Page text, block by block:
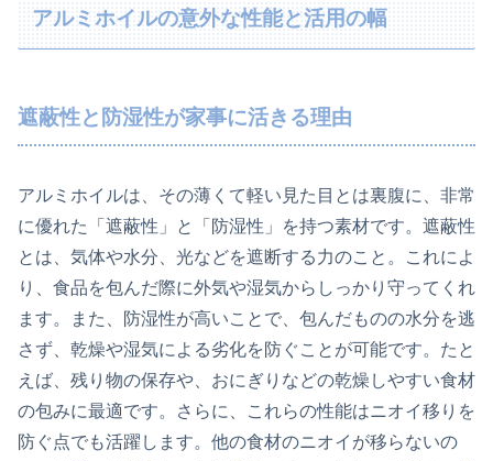
アルミホイルの意外な性能と活用の幅
遮蔽性と防湿性が家事に活きる理由
アルミホイルは、その薄くて軽い見た目とは裏腹に、非常
に優れた「遮蔽性」と「防湿性」を持つ素材です。遮蔽性
とは、気体や水分、光などを遮断する力のこと。これによ
り、食品を包んだ際に外気や湿気からしっかり守ってくれ
ます。また、防湿性が高いことで、包んだものの水分を逃
さず、乾燥や湿気による劣化を防ぐことが可能です。たと
えば、残り物の保存や、おにぎりなどの乾燥しやすい食材
の包みに最適です。さらに、これらの性能はニオイ移りを
防ぐ点でも活躍します。他の食材のニオイが移らないの